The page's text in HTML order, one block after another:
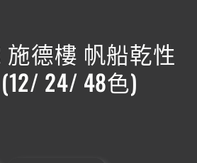
施德樓 帆船乾性
24/ 48色)